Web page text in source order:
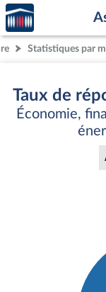
Aller au contenu
Aller en bas de la
Accèder
à la
page
d'accueilStatistiques par
Taux de
Économie,